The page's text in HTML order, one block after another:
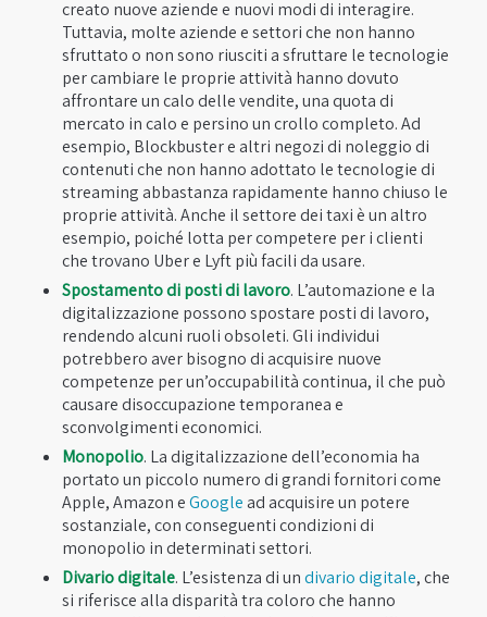
creato nuove aziende e nuovi modi di interagire.
Tuttavia, molte aziende e settori che non hanno
sfruttato o non sono riusciti a sfruttare le tecnologie
per cambiare le proprie attività hanno dovuto
affrontare un calo delle vendite, una quota di
mercato in calo e persino un crollo completo. Ad
esempio, Blockbuster e altri negozi di noleggio di
contenuti che non hanno adottato le tecnologie di
streaming abbastanza rapidamente hanno chiuso le
proprie attività. Anche il settore dei taxi è un altro
esempio, poiché lotta per competere per i clienti
che trovano Uber e Lyft più facili da usare.
Spostamento di posti di lavoro. L’automazione e la
digitalizzazione possono spostare posti di lavoro,
rendendo alcuni ruoli obsoleti. Gli individui
potrebbero aver bisogno di acquisire nuove
competenze per un’occupabilità continua, il che può
causare disoccupazione temporanea e
sconvolgimenti economici.
Monopolio. La digitalizzazione dell’economia ha
portato un piccolo numero di grandi fornitori come
Apple, Amazon eGooglead acquisire un potere
sostanziale, con conseguenti condizioni di
monopolio in determinati settori.
Divario digitale. L’esistenza di undivario digitale, che
si riferisce alla disparità tra coloro che hanno